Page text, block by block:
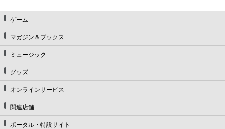
ゲーム
マガジン＆ブックス
ミュージック
グッズ
オンラインサービス
関連店舗
ポータル・特設サイト